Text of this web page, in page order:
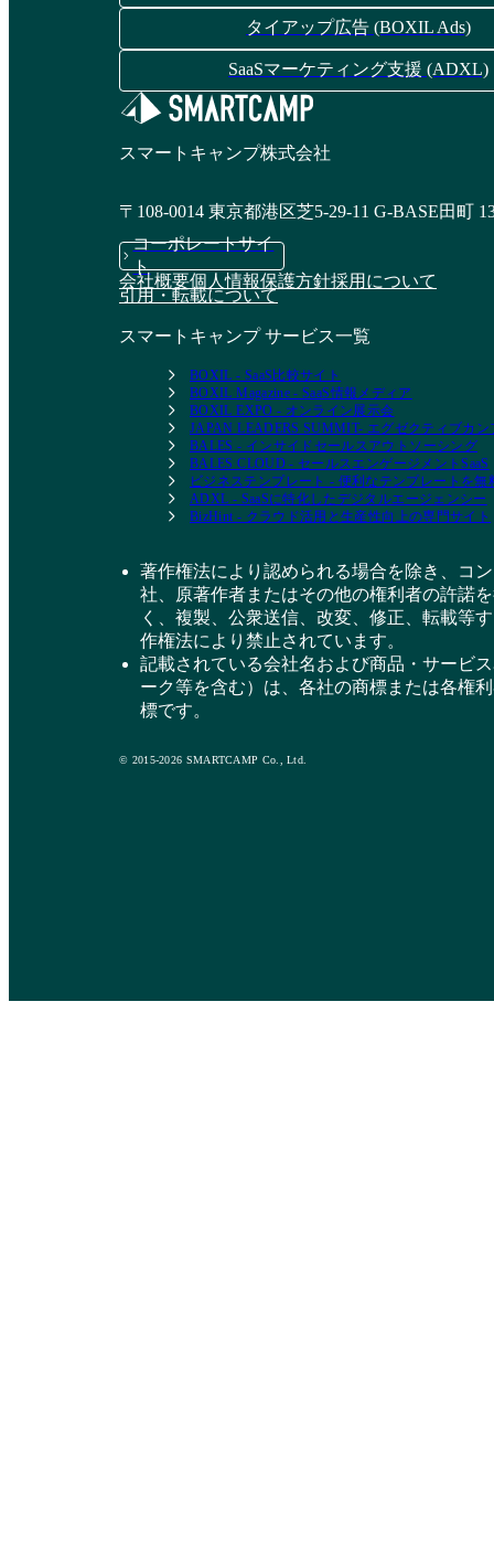
タイアップ広告 (BOXIL Ads)
SaaSマーケティング支援 (ADXL)
スマートキャンプ株式会社
〒108-0014 東京都港区芝5-29-11 G-BASE田町
コーポレートサイ
ト
会社概要個人情報保護方針採用について
引用・転載について
スマートキャンプ サービス一覧
BOXIL - SaaS比較サイト
BOXIL Magazine - SaaS情報メディア
BOXIL EXPO - オンライン展示会
JAPAN LEADERS SUMMIT- エグゼクティブカン
BALES - インサイドセールスアウトソーシング
BALES CLOUD - セールスエンゲージメントSaaS
ビジネステンプレート - 便利なテンプレートを無
ADXL - SaaSに特化したデジタルエージェンシー
BizHint - クラウド活用と生産性向上の専門サイト
著作権法により認められる場合を除き、コ
社、原著作者またはその他の権利者の許諾
く、複製、公衆送信、改変、修正、転載等
作権法により禁止されています。
記載されている会社名および商品・サービ
ーク等を含む）は、各社の商標または各権
標です。
© 2015-2026 SMARTCAMP Co., Ltd.